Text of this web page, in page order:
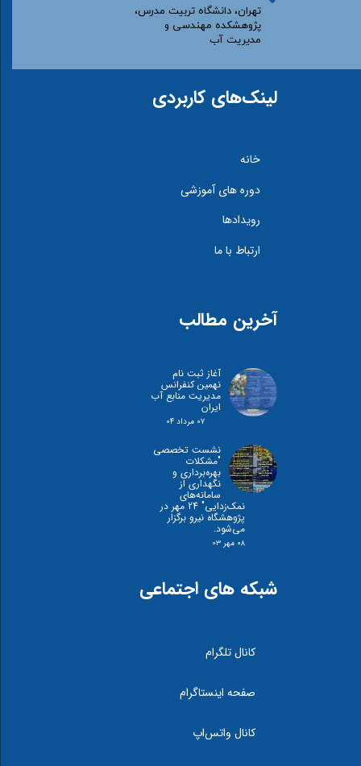
تهران، دانشگاه تربیت مدرس،
پژوهشکده مهندسی و
مدیریت آب​​​​​​​
لینک‌های کاربردی
خانه
دوره های آموزشی
رویدادها
ارتباط با ما
آخرین مطالب
آغاز ثبت نام
نهمین کنفرانس
مدیریت منابع آب
ایران
۰۷ مرداد ۰۴
نشست تخصصی
"مشكلات
بهره‌برداری و
نگهداری از
سامانه‌های
نمک‌زدايی" 24 مهر در
پژوهشگاه نیرو برگزار
می‌شود.
۰۸ مهر ۰۳
شبکه های اجتماعی
کانال تلگرام
صفحه اینستاگرام
کانال واتس‌اپ